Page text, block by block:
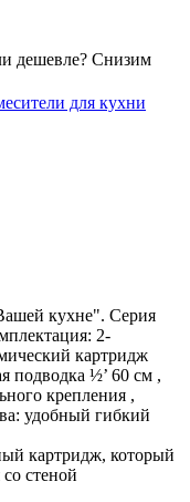
дешевле? Снизим
для кухни
кухне". Серия
2-
картридж
подводка ½’ 60 см ,
крепления ,
удобный гибкий
картридж, который
стеной